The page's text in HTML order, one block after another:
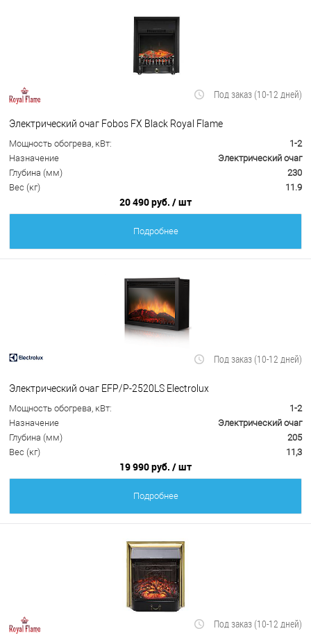
Под заказ (10-12 дней)
Электрический очаг Fobos FX Black Royal Flame
Мощность обогрева, кВт:
1-2
Назначение
Электрический очаг
Глубина (мм)
230
Вес (кг)
11.9
20 490 руб. / шт
Подробнее
Под заказ (10-12 дней)
Электрический очаг EFP/P-2520LS Electrolux
Мощность обогрева, кВт:
1-2
Назначение
Электрический очаг
Глубина (мм)
205
Вес (кг)
11,3
19 990 руб. / шт
Подробнее
Под заказ (10-12 дней)